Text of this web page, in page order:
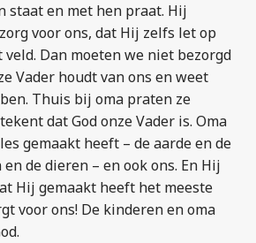
staat en met hen praat. Hij
voor ons, dat Hij zelfs let op
Dan moeten we niet bezorgd
Vader houdt van ons en weet
Thuis bij oma praten ze
dat God onze Vader is. Oma
gemaakt heeft – de aarde en de
de dieren – en ook ons. En Hij
Hij gemaakt heeft het meeste
voor ons! De kinderen en oma